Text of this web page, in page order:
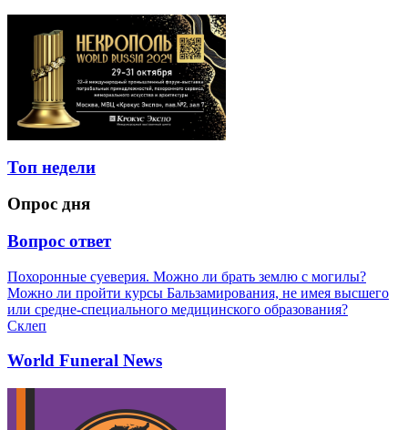
Топ недели
Опрос дня
Вопрос ответ
Похоронные суеверия. Можно ли брать землю с могилы?
Можно ли пройти курсы Бальзамирования, не имея высшего
или средне-специального медицинского образования?
Склеп
World Funeral News